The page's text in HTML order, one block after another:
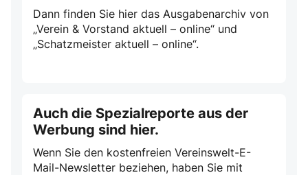
Dann finden Sie hier das Ausgabenarchiv von
„Verein & Vorstand aktuell – online“ und
„Schatzmeister aktuell – online“.
Auch die Spezialreporte aus der
Werbung sind hier.
Wenn Sie den kostenfreien Vereinswelt-E-
Mail-Newsletter beziehen, haben Sie mit